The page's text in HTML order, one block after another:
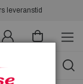
leveranstid